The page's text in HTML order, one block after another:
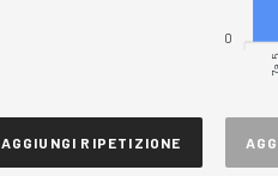
0
AGGIUNGI RIPETIZIONE